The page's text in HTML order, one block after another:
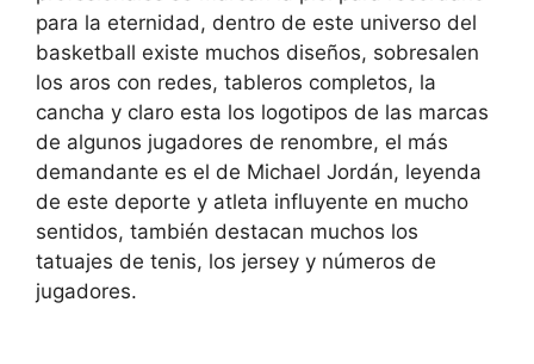
para la eternidad, dentro de este universo del
basketball existe muchos diseños, sobresalen
los aros con redes, tableros completos, la
cancha y claro esta los logotipos de las marcas
de algunos jugadores de renombre, el más
demandante es el de Michael Jordán, leyenda
de este deporte y atleta influyente en mucho
sentidos, también destacan muchos los
tatuajes de tenis, los jersey y números de
jugadores.